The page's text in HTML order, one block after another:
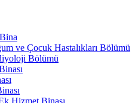
ve Çocuk Hastalıkları Bölümü
Bölümü
Hizmet Binası